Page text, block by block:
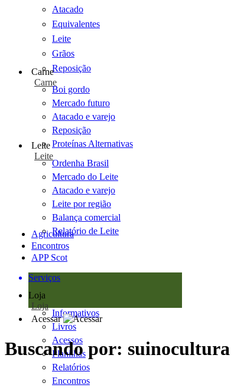
Atacado
Equivalentes
Leite
Grãos
Reposição
Carne
Carne
Boi gordo
Mercado futuro
Atacado e varejo
Reposição
Proteínas Alternativas
Leite
Leite
Ordenha Brasil
Mercado do Leite
Atacado e varejo
Leite por região
Balança comercial
Relatório de Leite
Agricultura
Encontros
APP Scot
Serviços
Loja
Loja
Informativos
Livros
Acessos
Planilhas
Relatórios
Encontros
Acessar
Buscando por: suinocultura